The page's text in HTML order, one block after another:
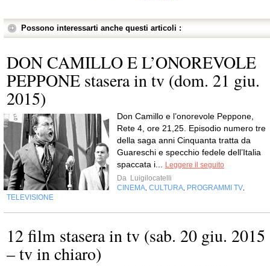
Possono interessarti anche questi articoli :
DON CAMILLO E L’ONOREVOLE
PEPPONE stasera in tv (dom. 21 giu.
2015)
Don Camillo e l’onorevole Peppone,
Rete 4, ore 21,25. Episodio numero tre
della saga anni Cinquanta tratta da
Guareschi e specchio fedele dell’Italia
spaccata i...
Leggere il seguito
Da Luigilocatelli
CINEMA CULTURA PROGRAMMI TV
TELEVISIONE
12 film stasera in tv (sab. 20 giu. 2015
– tv in chiaro)